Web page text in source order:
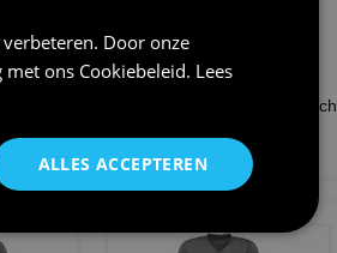
Trainingspak 80s holografisch
€ 39,95
Door onze
met ons Cookiebeleid. Lees
ALLES ACCEPTEREN